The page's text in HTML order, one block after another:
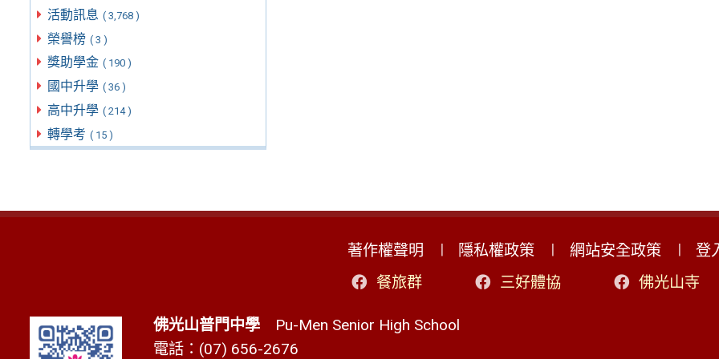
活動訊息 ( 3,768 )
榮譽榜 ( 3 )
獎助學金 ( 190 )
國中升學 ( 36 )
高中升學 ( 214 )
轉學考 ( 15 )
著作權聲明 隱私權政策 網站安全政策
登
餐旅群
三好體協 佛光山寺
佛光山普門中學Pu-Men Senior High School
電話：(07) 656-2676